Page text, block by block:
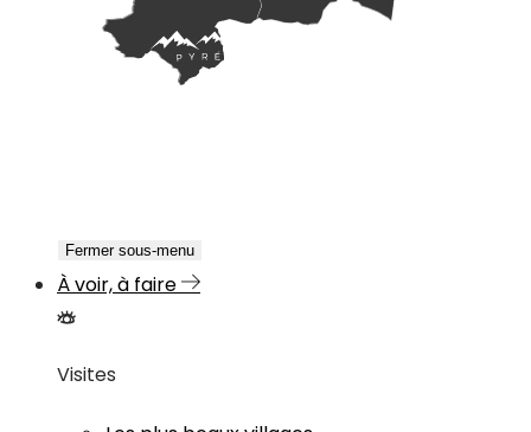
Fermer sous-menu
À voir, à faire
Visites